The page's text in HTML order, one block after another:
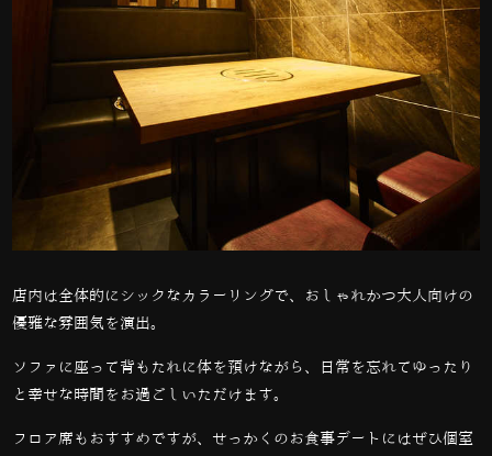
店内は全体的にシックなカラーリングで、おしゃれかつ大人向けの
優雅な雰囲気を演出。
ソファに座って背もたれに体を預けながら、日常を忘れてゆったり
と幸せな時間をお過ごしいただけます。
フロア席もおすすめですが、せっかくのお食事デートにはぜひ個室